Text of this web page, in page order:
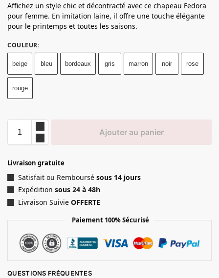
Affichez un style chic et décontracté avec ce chapeau Fedora
pour femme. En imitation laine, il offre une touche élégante
pour le printemps et toutes les saisons.
COULEUR:
beige bleu bordeaux gris marron noir rose
rouge
Ajouter au panier
Livraison gratuite
Satisfait ou Remboursé sous 14 jours
Expédition sous 24 à 48h
Livraison Suivie OFFERTE
Paiement 100% Sécurisé
QUESTIONS FRÉQUENTES